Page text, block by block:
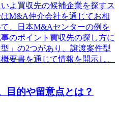
よ買収先の候補企業を探すス
M&A仲介会社を通じてお相
、日本M&Aセンターの例を
のポイント買収先の探し方に
」の2つがあり、譲渡案件型
要書を通じて情報を開示し、
目的や留意点とは？